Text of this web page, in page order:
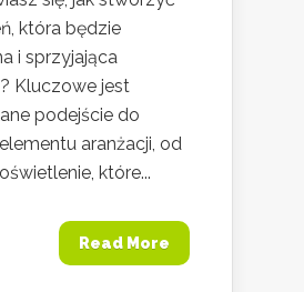
która będzie
i sprzyjająca
Kluczowe jest
podejście do
aranżacji, od
które...
Read More